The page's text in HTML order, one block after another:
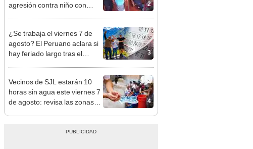
2
agresión contra niño con
3
¿Se trabaja el viernes 7 de
agosto? El Peruano aclara si
hay feriado largo tras el
4
Vecinos de SJL estarán 10
horas sin agua este viernes 7
de agosto: revisa las zonas